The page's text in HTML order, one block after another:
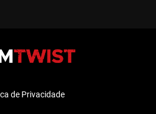
de Privacidade